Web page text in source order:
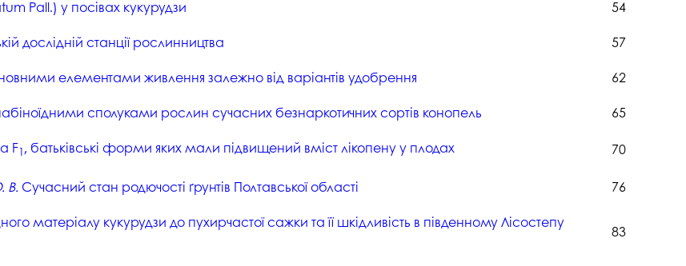
Pall.) у посівах кукурудзи
54
дослідній станції рослинництва
57
елементами живлення залежно від варіантів удобрення
62
сполуками рослин сучасних безнаркотичних сортів конопель
65
F1, батьківські форми яких мали підвищений вміст лікопену у плодах 70
В. Сучасний стан родючості ґрунтів Полтавської області
76
матеріалу кукурудзи до пухирчастої сажки та її шкідливість в південному Лісостепу
83